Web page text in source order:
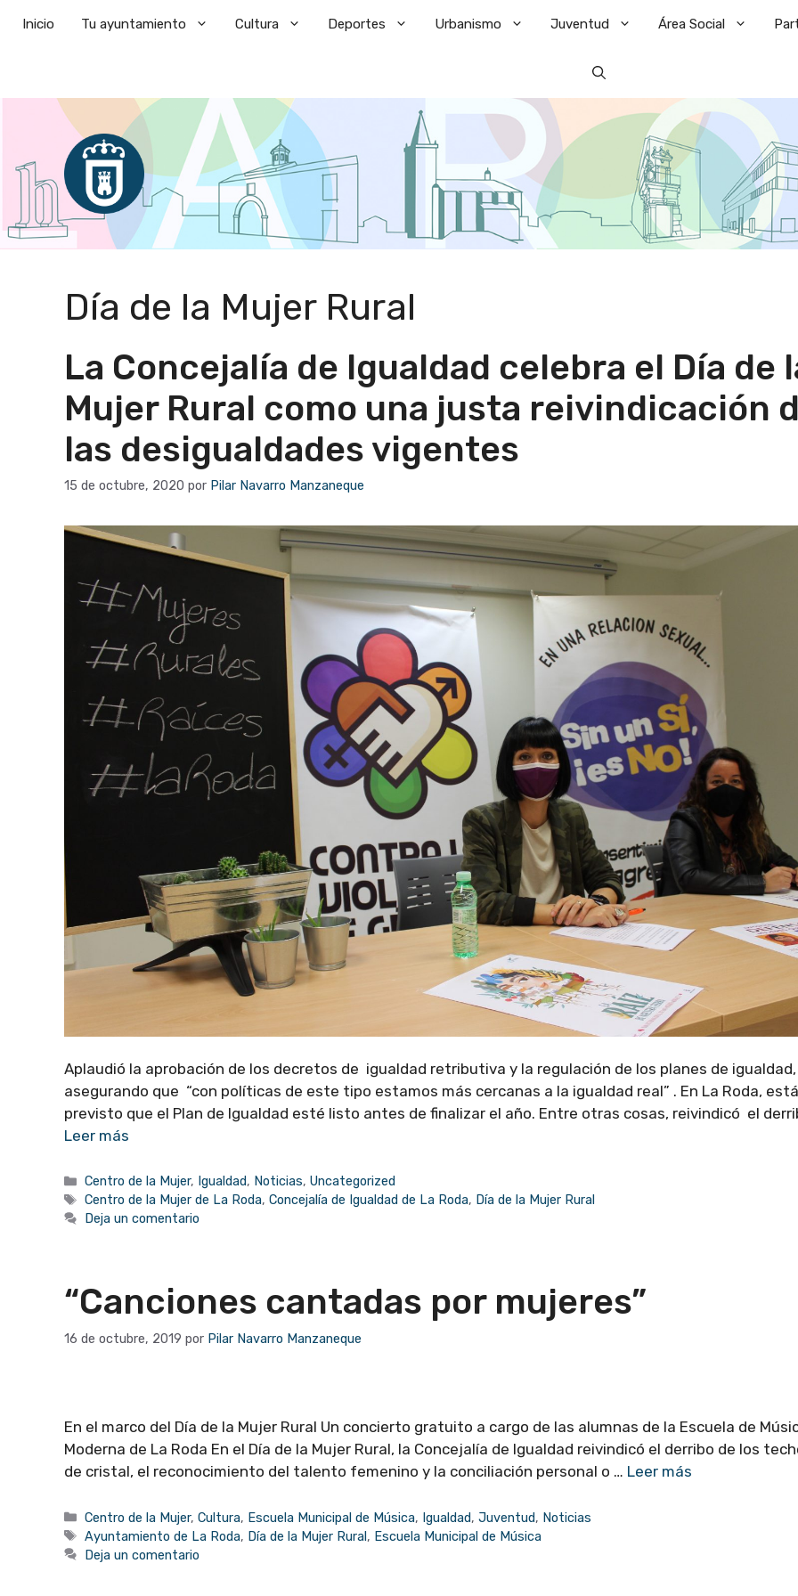
Inicio Tu ayuntamiento Cultura Deportes Urbanismo Juventud Área Social
Día de la Mujer Rural
La Concejalía de Igualdad celebra el Día de
Mujer Rural como una justa reivindicación
las desigualdades vigentes
15 de octubre, 2020 por Pilar Navarro Manzaneque
Aplaudió la aprobación de los decretos de igualdad retributiva y la regulación de los planes de igualdad,
asegurando que “con políticas de este tipo estamos más cercanas a la igualdad real” . En La Roda, está
previsto que el Plan de Igualdad esté listo antes de finalizar el año. Entre otras cosas, reivindicó el
Leer más
Categorías
Centro de la Mujer, Igualdad, Noticias,Uncategorized
Etiquetas
Centro de la Mujer de La Roda,Concejalía de Igualdad de La Roda, Día de la Mujer Rural
Deja un comentario
“Canciones cantadas por mujeres”
16 de octubre, 2019 por Pilar Navarro Manzaneque
En el marco del Día de la Mujer Rural Un concierto gratuito a cargo de las alumnas de la Escuela de
Moderna de La Roda En el Día de la Mujer Rural, la Concejalía de Igualdad reivindicó el derribo de los
de cristal, el reconocimiento del talento femenino y la conciliación personal o … Leer más
Categorías
Centro de la Mujer,Cultura, Escuela Municipal de Música, Igualdad,Juventud, Noticias
Etiquetas
Ayuntamiento de La Roda, Día de la Mujer Rural, Escuela Municipal de Música
Deja un comentario